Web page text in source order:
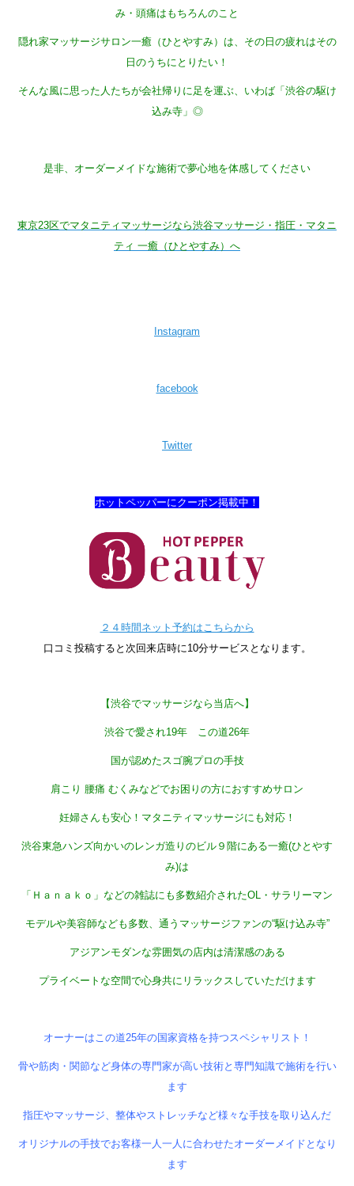
み・頭痛はもちろんのこと
隠れ家マッサージサロン一癒（ひとやすみ）は、その日の疲れはその
日のうちにとりたい！
そんな風に思った人たちが会社帰りに足を運ぶ、いわば「渋谷の駆け
込み寺」◎
是非、オーダーメイドな施術で夢心地を体感してください
東京23区でマタニティマッサージなら渋谷マッサージ・指圧・マタニ
ティ 一癒（ひとやすみ）へ
Instagram
facebook
Twitter
ホットペッパーにクーポン掲載中！
２４時間ネット予約はこちらから
口コミ投稿すると次回来店時に10分サービスとなります。
【渋谷でマッサージなら当店へ】
渋谷で愛され19年 この道26年
国が認めたスゴ腕プロの手技
肩こり 腰痛 むくみなどでお困りの方におすすめサロン
妊婦さんも安心！マタニティマッサージにも対応！
渋谷東急ハンズ向かいのレンガ造りのビル９階にある一癒(ひとやす
み)は
「Ｈａｎａｋｏ」などの雑誌にも多数紹介されたOL・サラリーマン
モデルや美容師なども多数、通うマッサージファンの“駆け込み寺”
アジアンモダンな雰囲気の店内は清潔感のある
プライベートな空間で心身共にリラックスしていただけます
オーナーはこの道25年の国家資格を持つスペシャリスト！
骨や筋肉・関節など身体の専門家が高い技術と専門知識で施術を行い
ます
指圧やマッサージ、整体やストレッチなど様々な手技を取り込んだ
オリジナルの手技でお客様一人一人に合わせたオーダーメイドとなり
ます